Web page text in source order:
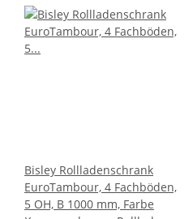
Bisley Rollladenschrank
EuroTambour, 4 Fachböden,
5 OH, B 1000 mm, Farbe